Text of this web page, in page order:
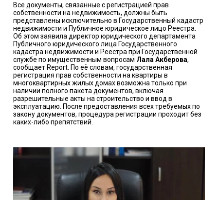
Все документы, связанные с регистрацией прав
собственности на недвижимость, должны быть
представлены исключительно в Государственный кадастр
недвижимости и Публичное юридическое лицо Реестра.
Об этом заявила директор юридического департамента
Публичного юридического лица Государственного
кадастра недвижимости и Реестра при Государственной
службе по имущественным вопросам Лала Акберова,
сообщает Report. По её словам, государственная
регистрация прав собственности на квартиры в
многоквартирных жилых домах возможна только при
наличии полного пакета документов, включая
разрешительные акты на строительство и ввод в
эксплуатацию. После предоставления всех требуемых по
закону документов, процедура регистрации проходит без
каких-либо препятствий.